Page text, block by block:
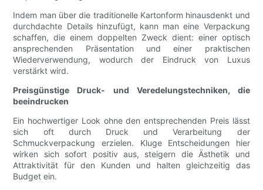
Indem man über die traditionelle Kartonform hinausdenkt und
durchdachte Details hinzufügt, kann man eine Verpackung
schaffen, die einem doppelten Zweck dient: einer optisch
ansprechenden Präsentation und einer praktischen
Wiederverwendung, wodurch der Eindruck von Luxus
verstärkt wird.
Preisgünstige Druck- und Veredelungstechniken, die
beeindrucken
Ein hochwertiger Look ohne den entsprechenden Preis lässt
sich oft durch Druck und Verarbeitung der
Schmuckverpackung erzielen. Kluge Entscheidungen hier
wirken sich sofort positiv aus, steigern die Ästhetik und
Attraktivität für den Kunden und halten gleichzeitig das
Budget ein.